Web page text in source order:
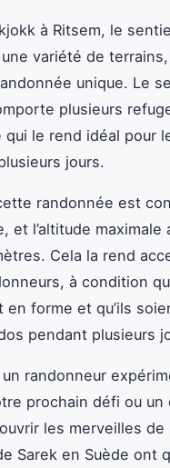
à Ritsem, le
variété de
unique. Le
plusieurs
le rend idéal pour
jours.
randonnée est
et l’altitude
Cela la rend
à condition
en forme et qu’ils
pendant plusieurs
randonneur
prochain défi ou un
les merveilles de
Sarek en Suède ont